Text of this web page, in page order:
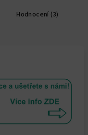
Hodnocení (3)